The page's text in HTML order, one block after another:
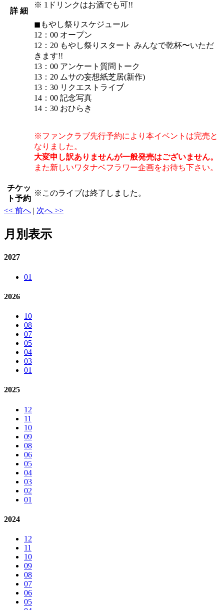
詳 細
※ 1ドリンクはお酒でも可!!
◼︎もやし祭りスケジュール
12：00 オープン
12：20 もやし祭りスタート みんなで乾杯〜いただ
きます!!
13：00 アンケート質問トーク
13：20 ムサの妄想紙芝居(新作)
13：30 リクエストライブ
14：00 記念写真
14：30 おひらき
※ファンクラブ先行予約により本イベントは完売と
なりました。
大変申し訳ありませんが一般発売はございません。
また新しいワタナベフラワー企画をお待ち下さい。
チケッ
ト予約
※ このライブは終了しました。
<< 前へ | 次へ >>
月別表示
2027
01
2026
10
08
07
05
04
03
01
2025
12
11
10
09
08
06
05
04
03
02
01
2024
12
11
10
09
08
07
06
05